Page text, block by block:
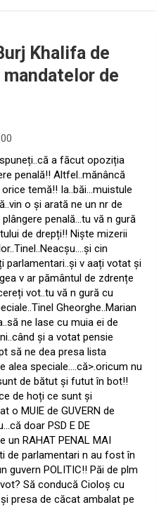
Khalifa de
de
a făcut opoziția
penală!! Altfel..mănâncă
temă!! Ia..băi…muistule
o și arată ne un nr de
penală…tu vă n gură
de drepți!! Niște mizerii
cin
parlamentari..și v aați votat și
v ar pământul de zdrențe
vot..tu vă n gură cu
Gheorghe..Marian
ne lase cu muia ei de
și a votat pensie
să ne dea presa lista
alea speciale….că>.oricum nu
de bătut și futut în bot!!
de hoți ce sunt și
o MUIE de GUVERN de
doar PSD E DE
un RAHAT PENAL MAI
de parlamentari n au fost în
guvern POLITIC!! Păi de plm
Să conducă Cioloș cu
presa de căcat ambalat pe